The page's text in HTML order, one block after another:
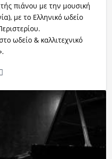
πιάνου με την μουσική
με το Ελληνικό ωδείο
ωδείο & καλλιτεχνικό